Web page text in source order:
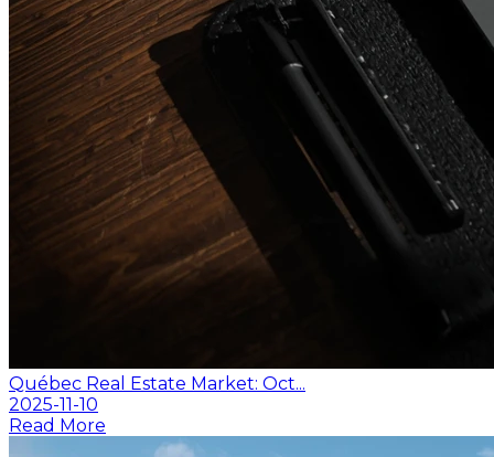
Québec Real Estate Market: Oct...
2025-11-10
Read More